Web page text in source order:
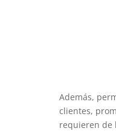
Además,
clientes,
requieren de